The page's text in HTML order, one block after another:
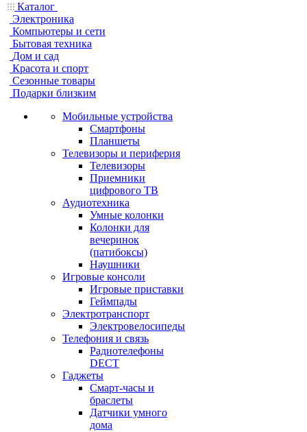
Каталог
Электроника
Компьютеры и сети
Бытовая техника
Дом и сад
Красота и спорт
Сезонные товары
Подарки близким
Мобильные устройства
Смартфоны
Планшеты
Телевизоры и периферия
Телевизоры
Приемники
цифрового ТВ
Аудиотехника
Умные колонки
Колонки для
вечеринок
(патибоксы)
Наушники
Игровые консоли
Игровые приставки
Геймпады
Электротранспорт
Электровелосипеды
Телефония и связь
Радиотелефоны
DECT
Гаджеты
Смарт-часы и
браслеты
Датчики умного
дома